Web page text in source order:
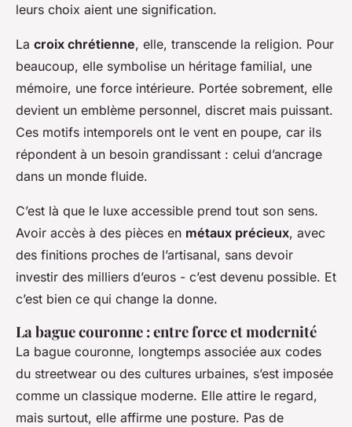
leurs choix aient une signification.
La croix chrétienne, elle, transcende la religion. Pour
beaucoup, elle symbolise un héritage familial, une
mémoire, une force intérieure. Portée sobrement, elle
devient un emblème personnel, discret mais puissant.
Ces motifs intemporels ont le vent en poupe, car ils
répondent à un besoin grandissant : celui d’ancrage
dans un monde fluide.
C’est là que le luxe accessible prend tout son sens.
Avoir accès à des pièces en métaux précieux, avec
des finitions proches de l’artisanal, sans devoir
investir des milliers d’euros - c’est devenu possible. Et
c’est bien ce qui change la donne.
La bague couronne : entre force et modernité
La bague couronne, longtemps associée aux codes
du streetwear ou des cultures urbaines, s’est imposée
comme un classique moderne. Elle attire le regard,
mais surtout, elle affirme une posture. Pas de